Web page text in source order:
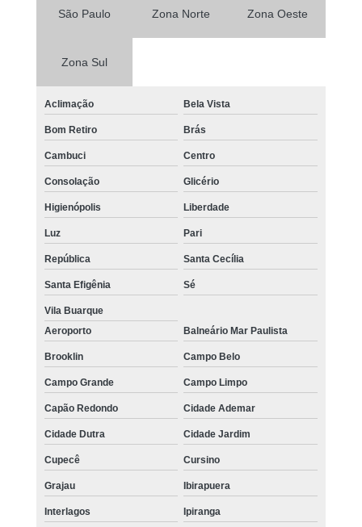
São Paulo Zona Norte Zona Oeste
Zona Sul
Aclimação Bela Vista
Bom Retiro Brás
Cambuci Centro
Consolação Glicério
Higienópolis Liberdade
Luz Pari
República Santa Cecília
Santa Efigênia Sé
Vila Buarque
Aeroporto
Balneário Mar Paulista
Brooklin Campo Belo
Campo Grande Campo Limpo
Capão Redondo Cidade Ademar
Cidade Dutra Cidade Jardim
Cupecê Cursino
Grajau Ibirapuera
Interlagos Ipiranga